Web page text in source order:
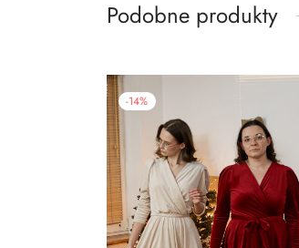
Podobne produkty
-14%